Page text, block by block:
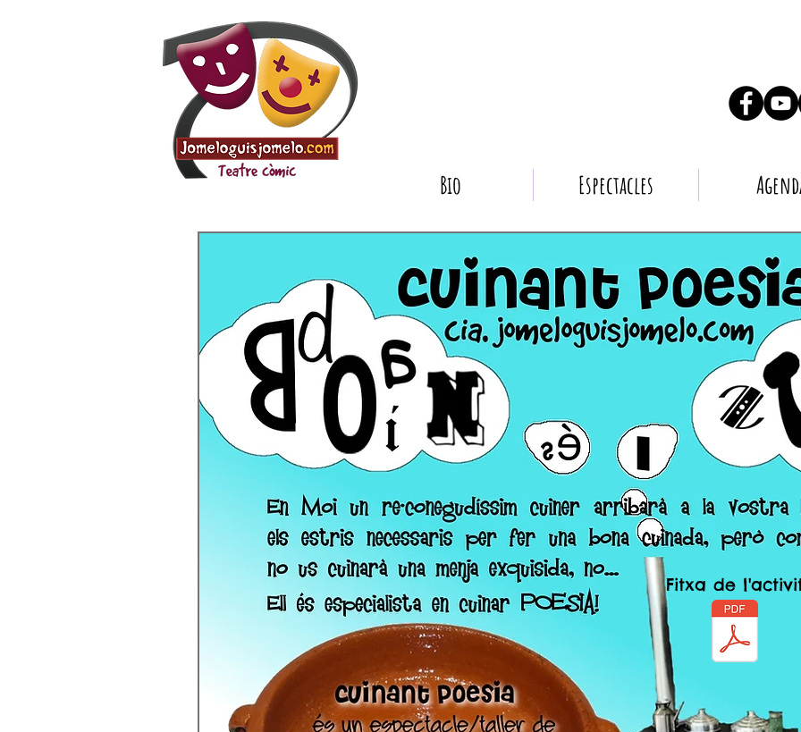
Bio Espectacles
Fitxa de